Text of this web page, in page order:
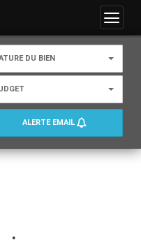
Menu
DU BIEN
ALERTE EMAIL